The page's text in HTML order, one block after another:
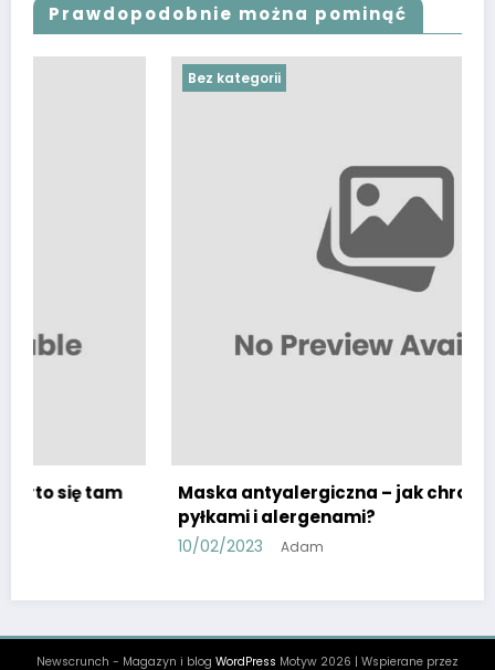
Prawdopodobnie można pominąć
Maska antyalergiczna – jak chronić się przed
pyłkami i alergenami?
Adam
Newscrunch - Magazyn i blog WordPress Motyw 2026 | Wspierane przez